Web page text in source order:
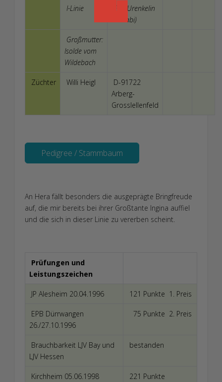
I-Linie
F 3 (Urenkelin
zu Gabi)
Großmutter:
Isolde vom
Wildebach
Züchter Willi Heigl
D-91722
Arberg-
Grosslellenfeld
Pedigree / Stammbaum
An Hera fällt besonders die ausgeprägte Bringfreude
auf, die mir bereits bei ihrer Großtante Ingina auffiel
und die sich in dieser Linie zu vererben scheint.
Prüfungen und
Leistungszeichen
JP Alesheim 20.04.1996 121 Punkte 1. Preis
EPB Dürrwangen
26./27.10.1996
75 Punkte 2. Preis
Brauchbarkeit LJV Bay und
LJV Hessen
bestanden
Kirchheim 05.06.1998
221 Punkte